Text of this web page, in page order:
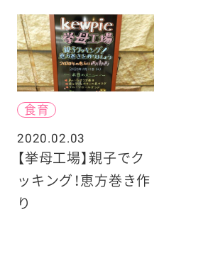
食育
2020.02.03
【挙母工場】親子でク
ッキング！恵方巻き作
り